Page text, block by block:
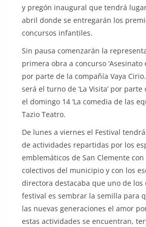
y pregón inaugural que tendrá
abril donde se entregarán los
concursos infantiles.
Sin pausa comenzarán la
primera obra a concurso ‘Asesinato
por parte de la compañía Vaya
será el turno de ‘La Visita’ por
el domingo 14 ‘La comedia de las
Tazio Teatro.
De lunes a viernes el Festival
de actividades repartidas por los
emblemáticos de San Clemente
colectivos del municipio y con los
directora destacaba que uno de los
festival es sembrar la semilla para
las nuevas generaciones el amor
estas actividades se encuentran,